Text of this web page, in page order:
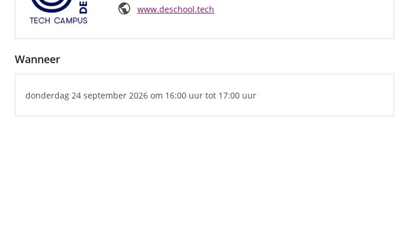
public www.deschool.tech
Wanneer
donderdag 24 september 2026 om 16:00 uur tot 17:00 uur